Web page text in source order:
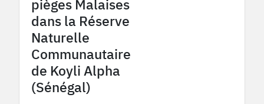
pièges Malaises
dans la Réserve
Naturelle
Communautaire
de Koyli Alpha
(Sénégal)